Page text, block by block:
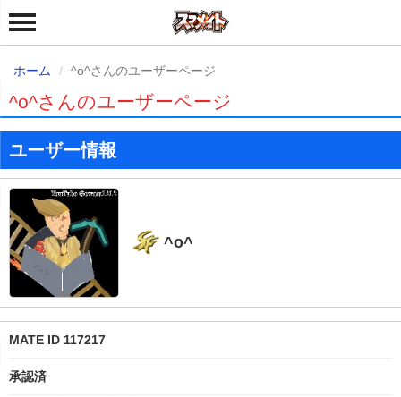
ホーム ^o^さんのユーザーページ
^o^さんのユーザーページ
ユーザー情報
^o^
MATE ID 117217
承認済